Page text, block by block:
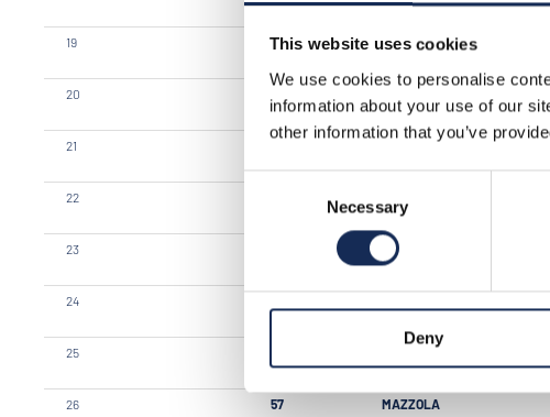
This website uses cookies
We use cookies to personalise
information about your use of our
other information that you’ve
Consent
Necessary
Deny
19
12
GABURRI
20
AUCCELLO
PANEPINTO
21
FIORUCCI
22
CANINI
23
GONZALEZ
POPIK
24
25
BONGIORNO
26
57
MAZZOLA